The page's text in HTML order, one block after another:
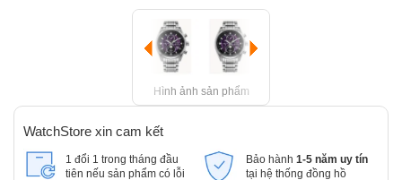
Hình ảnh sản phẩm
WatchStore xin cam kết
1 đổi 1 trong tháng đầu
tiên nếu sản phẩm có lỗi
Bảo hành 1-5 năm uy tín
tại hệ thống đồng hồ